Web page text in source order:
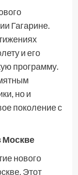
Гагарине.
и его
программу.
но и
поколение с
Москве
нового
Этот